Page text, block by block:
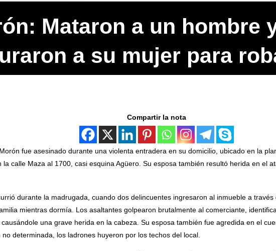
Mataron a un hombre
a su mujer para
Compartir la nota
fue asesinado durante una violenta entradera en su domicilio, ubicado en la
calle Maza al 1700, casi esquina Agüero. Su esposa también resultó herida en el
durante la madrugada, cuando dos delincuentes ingresaron al inmueble a
mientras dormía.
Los asaltantes golpearon brutalmente al comerciante,
una grave herida en la cabeza. Su esposa también fue agredida en el
determinada, los ladrones huyeron por los techos del local.